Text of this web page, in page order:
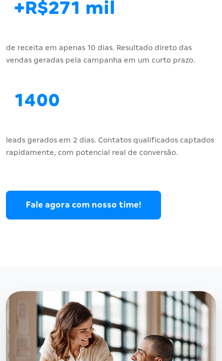
+R$271 mil
de receita em apenas 10 dias. Resultado direto das
vendas geradas pela campanha em um curto prazo.
1400
leads gerados em 2 dias. Contatos qualificados captados
rapidamente, com potencial real de conversão.
Fale agora com nosso time!